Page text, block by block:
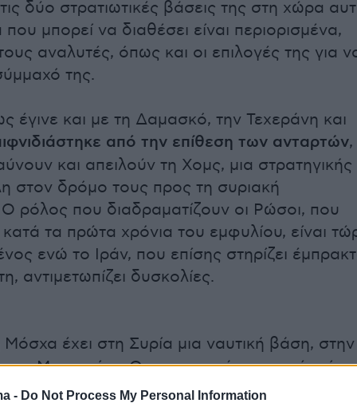
- Do Not Process My Personal Information
δύο στρατιωτικές βάσεις της στη χώρα
μπορεί να διαθέσει είναι περιορισμένα,
αναλυτές, όπως και οι επιλογές της για
της.
έγινε και με τη Δαμασκό, την Τεχεράνη και
από την επίθεση των ανταρτών,
και απειλούν τη Χομς, μια στρατηγικής
στον δρόμο τους προς τη συριακή
ρόλος που διαδραματίζουν οι Ρώσοι, που
τα πρώτα χρόνια του εμφυλίου, είναι
ενώ το Ιράν, που επίσης στηρίζει
αντιμετωπίζει δυσκολίες.
Μόσχα έχει στη Συρία μια ναυτική βάση, στην
Μεσογείου. Οι εγκαταστάσεις αυτές είναι
τον ανεφοδιασμό και την επισκευή των ρωσικών